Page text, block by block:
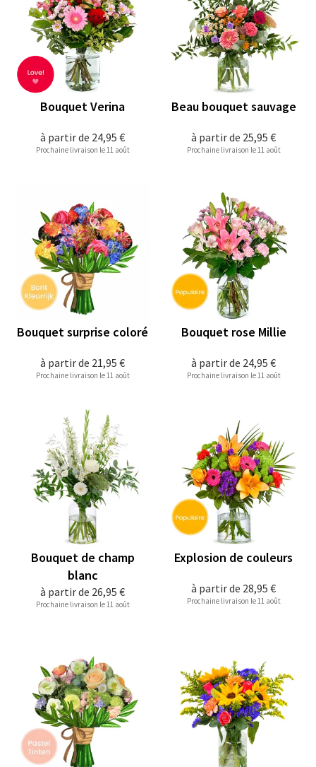
à partir de 24,95 €
Bouquet Verina
Prochaine livraison le 11 août
à partir de 25,95 €
Beau bouquet sauvage
Prochaine livraison le 11 août
à partir de 21,95 €
Bouquet surprise coloré
Prochaine livraison le 11 août
à partir de 24,95 €
Bouquet rose Millie
Prochaine livraison le 11 août
à partir de 26,95 €
Bouquet de champ
blanc
Prochaine livraison le 11 août
à partir de 28,95 €
Explosion de couleurs
Prochaine livraison le 11 août